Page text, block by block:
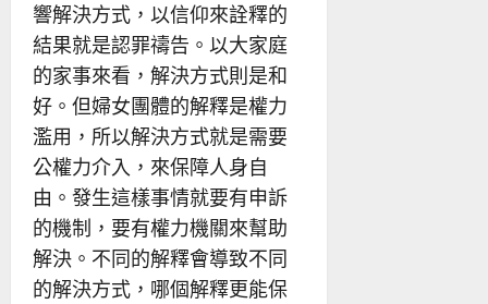
響解決方式，以信仰來詮釋的
結果就是認罪禱告。以大家庭
的家事來看，解決方式則是和
好。但婦女團體的解釋是權力
濫用，所以解決方式就是需要
公權力介入，來保障人身自
由。發生這樣事情就要有申訴
的機制，要有權力機關來幫助
解決。不同的解釋會導致不同
的解決方式，哪個解釋更能保